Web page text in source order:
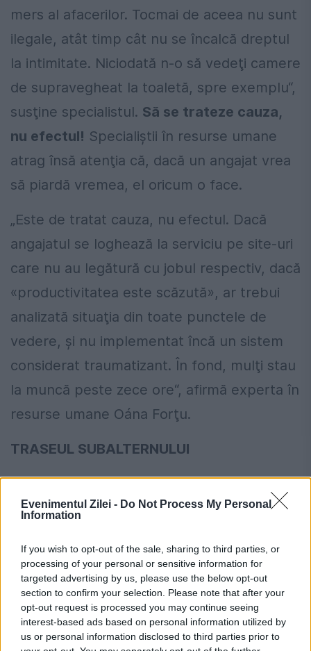
Evenimentul Zilei - Do Not Process My Personal
Information
If you wish to opt-out of the sale, sharing to third parties, or
processing of your personal or sensitive information for
targeted advertising by us, please use the below opt-out
section to confirm your selection. Please note that after your
opt-out request is processed you may continue seeing
interest-based ads based on personal information utilized by
us or personal information disclosed to third parties prior to
mers al afacerilor. Tocmai de aceea nu sunt
ilegale, atât timp cât nu se încalcă dreptul
la intimitate. Niciodată n-o să vedeţi camere
de supravegheat la toaletă, spre exemplu“,
susţine specialistul. Să se trateze cauza,
nu efectul! Specialiştii în resurse umane
atrag însă atenţia că, dacă un angajat vrea
să piardă vremea, el oricum o face.
„Este de tratat cauza, nu efectul. Dacă
angajatul se loghează la serviciu pe site-uri
care nu au legătură cu jobul respectiv, dacă
«productivitatea este scăzută», ar trebui
analizată situaţia din toate punctele de
vedere, şi nu implementat încă un sistem
considerat traumatizant. În fond, mulţi stau
la muncă peste zece ore“, afirmă experta în
resurse umane Oána Forţu.
TRASEUL SUBALTERNULUI
Localizare după cartela SIM a telefonului
Orange România oferă serviciul
localizarea de către o companie a propriilor
cartele SIM, evident, cu respectarea strictă
a legislaţiei. Practic, se poate afla întreg
traseul unui angajat, într-un interval de timp